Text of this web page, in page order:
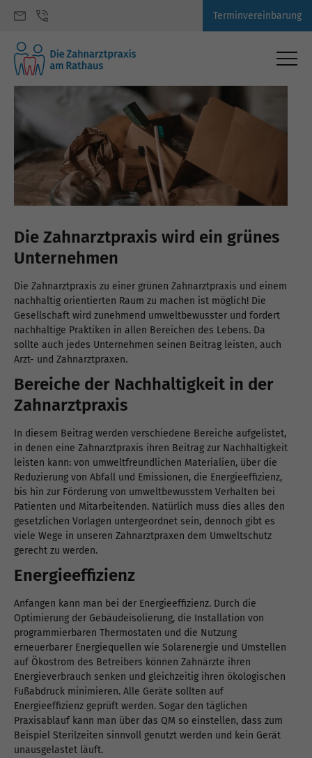
Terminvereinbarung
Die Zahnarztpraxis wird ein grünes
Unternehmen
Die Zahnarztpraxis zu einer grünen Zahnarztpraxis und einem
nachhaltig orientierten Raum zu machen ist möglich! Die
Gesellschaft wird zunehmend umweltbewusster und fordert
nachhaltige Praktiken in allen Bereichen des Lebens. Da
sollte auch jedes Unternehmen seinen Beitrag leisten, auch
Arzt- und Zahnarztpraxen.
Bereiche der Nachhaltigkeit in der
Zahnarztpraxis
In diesem Beitrag werden verschiedene Bereiche aufgelistet,
in denen eine Zahnarztpraxis ihren Beitrag zur Nachhaltigkeit
leisten kann: von umweltfreundlichen Materialien, über die
Reduzierung von Abfall und Emissionen, die Energieeffizienz,
bis hin zur Förderung von umweltbewusstem Verhalten bei
Patienten und Mitarbeitenden. Natürlich muss dies alles den
gesetzlichen Vorlagen untergeordnet sein, dennoch gibt es
viele Wege in unseren Zahnarztpraxen dem Umweltschutz
gerecht zu werden.
Energieeffizienz
Anfangen kann man bei der Energieeffizienz. Durch die
Optimierung der Gebäudeisolierung, die Installation von
programmierbaren Thermostaten und die Nutzung
erneuerbarer Energiequellen wie Solarenergie und Umstellen
auf Ökostrom des Betreibers können Zahnärzte ihren
Energieverbrauch senken und gleichzeitig ihren ökologischen
Fußabdruck minimieren. Alle Geräte sollten auf
Energieeffizienz geprüft werden. Sogar den täglichen
Praxisablauf kann man über das QM so einstellen, dass zum
Beispiel Sterilzeiten sinnvoll genutzt werden und kein Gerät
unausgelastet läuft.